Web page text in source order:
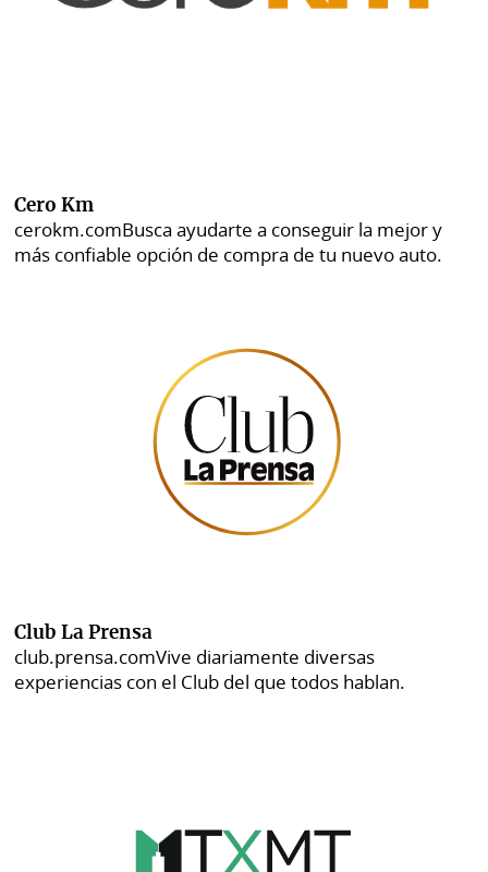
Cero Km
cerokm.comBusca ayudarte a conseguir la mejor y
más confiable opción de compra de tu nuevo auto.
Club La Prensa
club.prensa.comVive diariamente diversas
experiencias con el Club del que todos hablan.